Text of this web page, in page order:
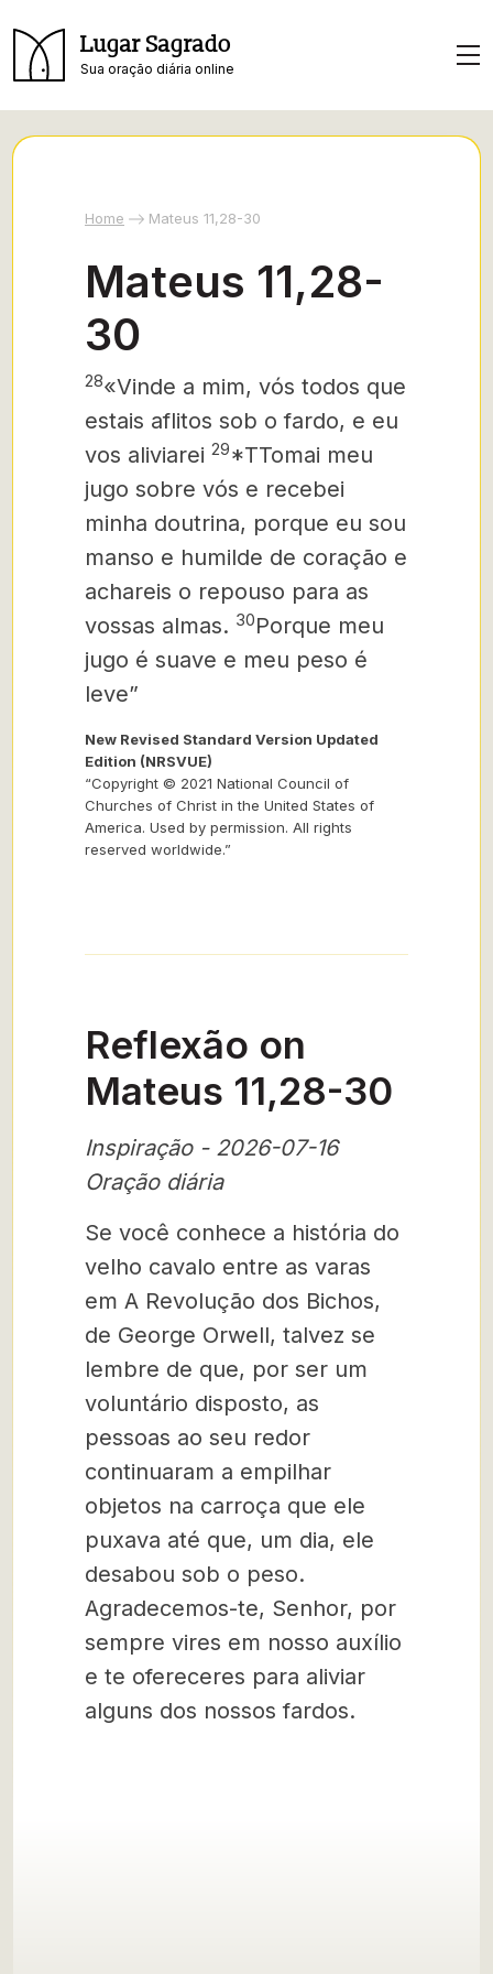
Lugar Sagrado
Sua oração diária online
Home Mateus 11,28-30
Mateus 11,28-
30
28«Vinde a mim, vós todos que
estais aflitos sob o fardo, e eu
vos aliviarei 29*TTomai meu
jugo sobre vós e recebei
minha doutrina, porque eu sou
manso e humilde de coração e
achareis o repouso para as
vossas almas. 30Porque meu
jugo é suave e meu peso é
leve”
New Revised Standard Version Updated
Edition (NRSVUE)
“Copyright © 2021 National Council of
Churches of Christ in the United States of
America. Used by permission. All rights
reserved worldwide.”
Reflexão on
Mateus 11,28-30
Inspiração - 2026-07-16
Oração diária
Se você conhece a história do
velho cavalo entre as varas
em A Revolução dos Bichos,
de George Orwell, talvez se
lembre de que, por ser um
voluntário disposto, as
pessoas ao seu redor
continuaram a empilhar
objetos na carroça que ele
puxava até que, um dia, ele
desabou sob o peso.
Agradecemos-te, Senhor, por
sempre vires em nosso auxílio
e te ofereceres para aliviar
alguns dos nossos fardos.